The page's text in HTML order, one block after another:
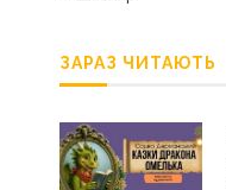
ЗАРАЗ ЧИТАЮТЬ